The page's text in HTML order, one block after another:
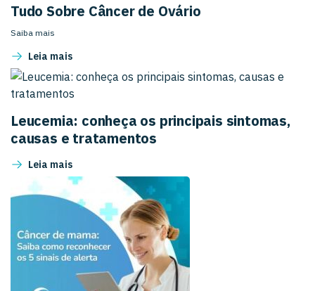
Tudo Sobre Câncer de Ovário
Saiba mais
Leia mais
Leucemia: conheça os principais sintomas,
causas e tratamentos
Leia mais